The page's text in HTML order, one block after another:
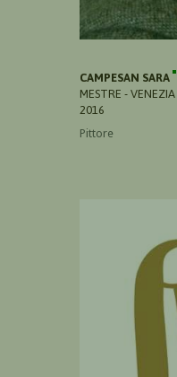
CAMPESAN SARA
MESTRE -
2016
Pittore